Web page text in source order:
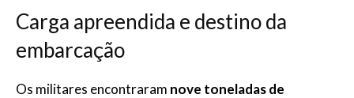
Carga apreendida e destino da
embarcação
Os militares encontraram nove toneladas de